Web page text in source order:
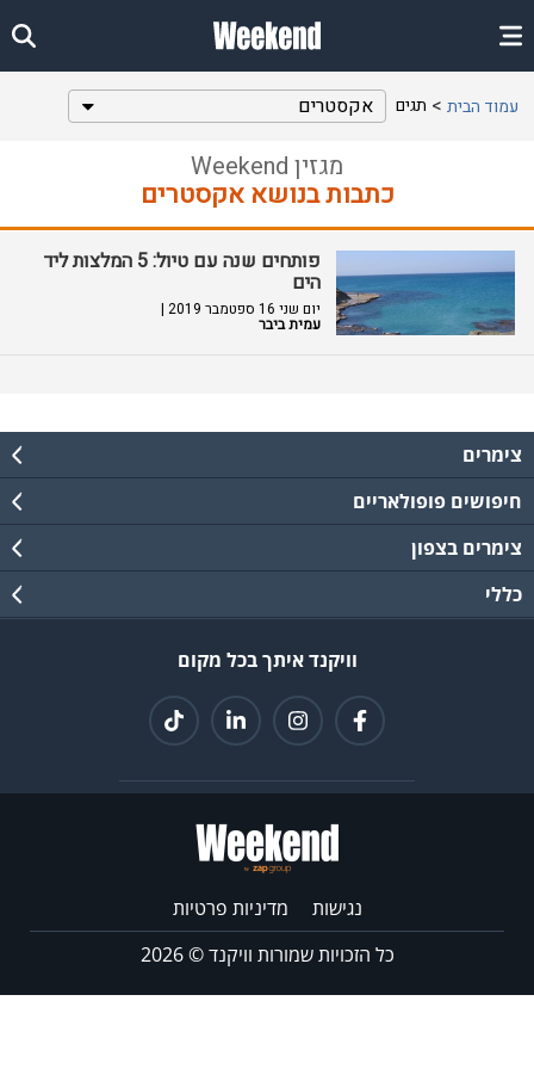
מגזין Weekend
כתבות בנושא אקסטרים
עמוד הבית תגים אקסטרים
פותחים שנה עם טיול: 5 המלצות ליד
הים
יום שני 16 ספטמבר 2019 |
עמית ביבר
צימרים
חיפושים פופולאריים
צימרים בצפון
כללי
וויקנד איתך בכל מקום
נגישות
מדיניות פרטיות
כל הזכויות שמורות וויקנד ©2026